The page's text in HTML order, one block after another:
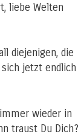
liebe Welten
diejenigen, die
jetzt endlich
wieder in
traust Du Dich?